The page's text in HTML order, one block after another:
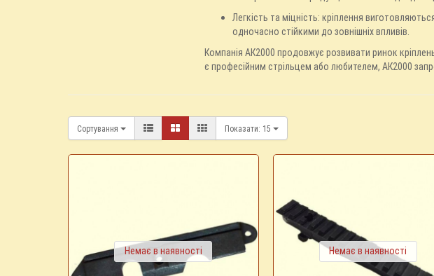
Легкість та міцність: кріплення
одночасно стійкими до зовнішніх впливів.
Компанія АК2000 продовжує розвивати ринок
є професійним стрільцем або любителем, АК2000
Сортування Показати: 15
Немає в наявності Немає в наявності